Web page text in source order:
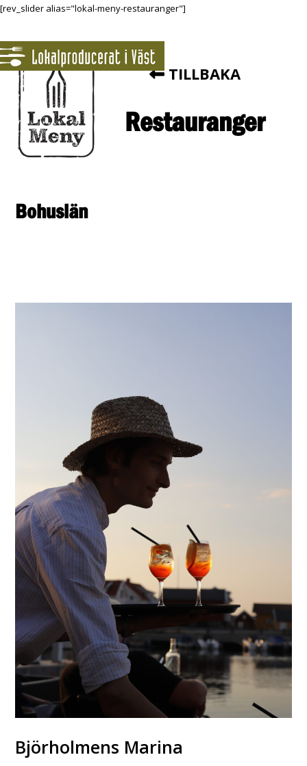
[rev_slider alias="lokal-meny-restauranger"]
TILLBAKA
Restauranger
Bohuslän
Björholmens Marina